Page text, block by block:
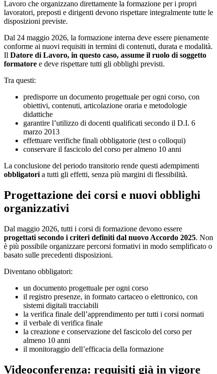
Lavoro che organizzano direttamente la formazione per i propri
lavoratori, preposti e dirigenti devono rispettare integralmente tutte le
disposizioni previste.
Dal 24 maggio 2026, la formazione interna deve essere pienamente
conforme ai nuovi requisiti in termini di contenuti, durata e modalità.
Il Datore di Lavoro, in questo caso, assume il ruolo di soggetto
formatore e deve rispettare tutti gli obblighi previsti.
Tra questi:
predisporre un documento progettuale per ogni corso, con
obiettivi, contenuti, articolazione oraria e metodologie
didattiche
garantire l’utilizzo di docenti qualificati secondo il D.I. 6
marzo 2013
effettuare verifiche finali obbligatorie (test o colloqui)
conservare il fascicolo del corso per almeno 10 anni
La conclusione del periodo transitorio rende questi adempimenti
obbligatori a tutti gli effetti, senza più margini di flessibilità.
Progettazione dei corsi e nuovi obblighi
organizzativi
Dal maggio 2026, tutti i corsi di formazione devono essere
progettati secondo i criteri definiti dal nuovo Accordo 2025. Non
è più possibile organizzare percorsi formativi in modo semplificato o
basato sulle precedenti disposizioni.
Diventano obbligatori:
un documento progettuale per ogni corso
il registro presenze, in formato cartaceo o elettronico, con
sistemi digitali tracciabili
la verifica finale dell’apprendimento per tutti i corsi normati
il verbale di verifica finale
la creazione e conservazione del fascicolo del corso per
almeno 10 anni
il monitoraggio dell’efficacia della formazione
Videoconferenza: requisiti già in vigore